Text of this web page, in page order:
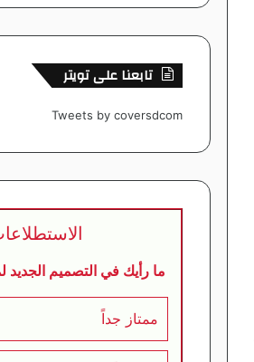
تابعنا على تويتر
Tweets by coversdcom
ما رأيك في التصميم الجديد
ممتاز جداً